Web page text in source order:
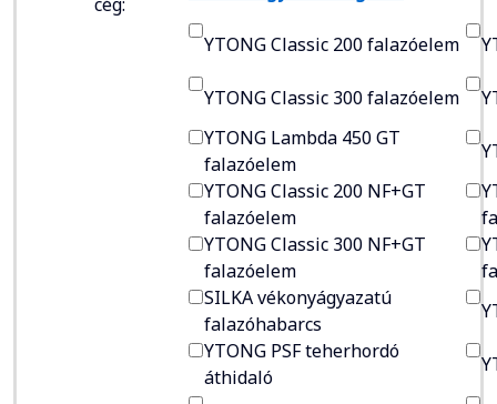
YTONG Classic 200 falazóelem
YTONG Classic 300 falazóelem
YTONG Lambda 450 GT
falazóelem
YTONG Classic 200 NF+GT
falazóelem
YTONG Classic 300 NF+GT
falazóelem
SILKA vékonyágyazatú
falazóhabarcs
YTONG PSF teherhordó
áthidaló